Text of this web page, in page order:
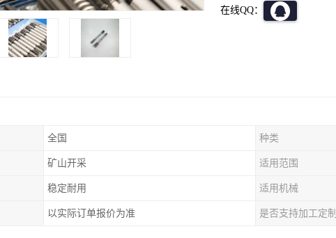
在线QQ：
全国 种类
矿山开采 适用范围
稳定耐用 适用机械
以实际订单报价为准 是否支持加工定制